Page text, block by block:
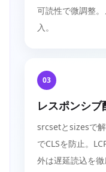
可読性で微調整
入。
03
レスポンシブ
srcsetとsizesで
でCLSを防止。
外は遅延読込を徹